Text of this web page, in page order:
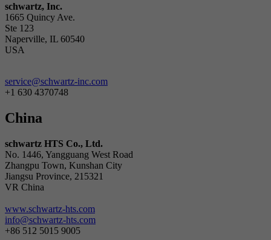
schwartz, Inc.
1665 Quincy Ave.
Ste 123
Naperville, IL 60540
USA
service@schwartz-inc.com
+1 630 4370748
China
schwartz HTS Co., Ltd.
No. 1446, Yangguang West Road
Zhangpu Town, Kunshan City
Jiangsu Province, 215321
VR China
www.schwartz-hts.com
info@schwartz-hts.com
+86 512 5015 9005